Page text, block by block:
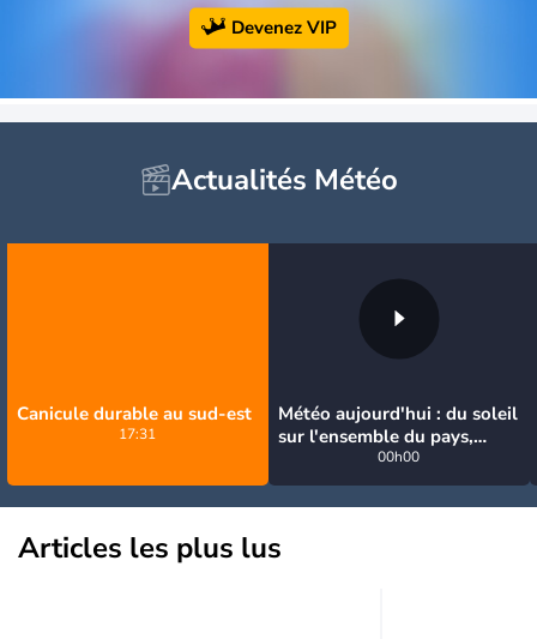
Devenez VIP
Actualités Météo
Canicule durable au sud-est
17:31
Météo aujourd'hui : du soleil
sur l'ensemble du pays,
jusqu'à 40°C au sud-est
00h00
Articles les plus lus